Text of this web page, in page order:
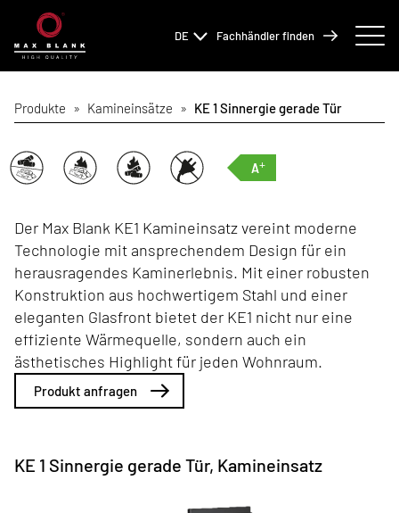
DE Fachhändler finden
Produkte » Kamineinsätze » KE 1 Sinnergie gerade Tür
A+
Der Max Blank KE1 Kamineinsatz vereint moderne
Technologie mit ansprechendem Design für ein
herausragendes Kaminerlebnis. Mit einer robusten
Konstruktion aus hochwertigem Stahl und einer
eleganten Glasfront bietet der KE1 nicht nur eine
effiziente Wärmequelle, sondern auch ein
ästhetisches Highlight für jeden Wohnraum.
Produkt anfragen
KE 1 Sinnergie gerade Tür, Kamineinsatz